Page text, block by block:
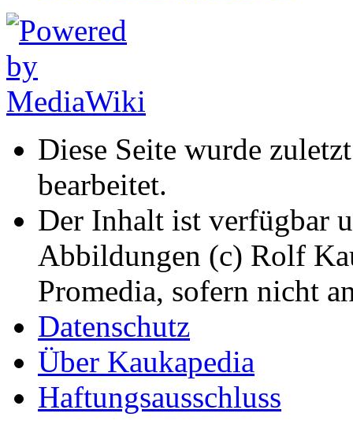
Diese Seite wurde
bearbeitet.
Der Inhalt ist verfügbar
Abbildungen (c) Rolf
Promedia, sofern nicht
Datenschutz
Über Kaukapedia
Haftungsausschluss